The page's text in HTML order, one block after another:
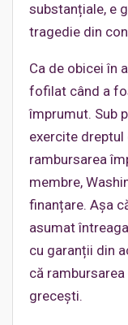
substanțiale, e
tragedie din
Ca de obicei în
fofilat când a
împrumut. Sub
exercite
rambursarea
membre,
finanțare. Așa
asumat
cu garanții din
că
grecești.